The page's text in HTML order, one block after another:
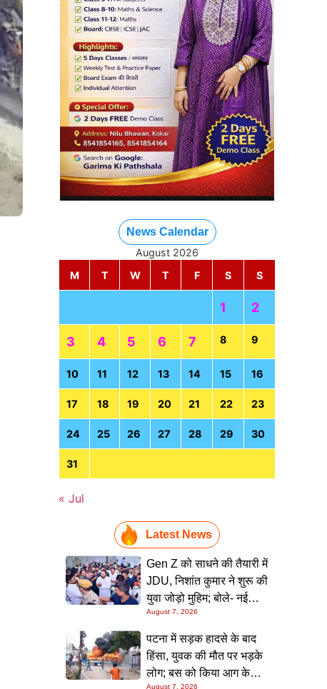
News Calendar
August 2026
M
T W T F S S
1 2
3 4 5 6 7 8 9
10 11 12 13 14 15 16
17 18 19 20 21 22 23
24 25 26 27 28 29 30
31
« Jul
Latest News
Gen Z को साधने की तैयारी में
JDU, निशांत कुमार ने शुरू की
युवा जोड़ो मुहिम; बोले- नई
पीढ़ी तक पहुंचाएं नीतीश
सरकार के 20 सालों के काम
August 7, 2026
पटना में सड़क हादसे के बाद
हिंसा, युवक की मौत पर भड़के
लोग; बस को किया आग के
August 7, 2026